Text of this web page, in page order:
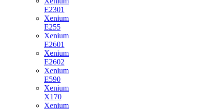
E2301
Xenium
E255
Xenium
E2601
Xenium
E2602
Xenium
E590
Xenium
X170
Xenium